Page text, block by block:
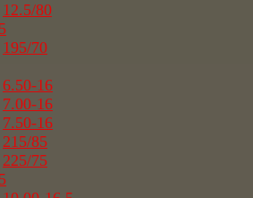
12.5/80
195/70
6.50-16
7.00-16
7.50-16
215/85
225/75